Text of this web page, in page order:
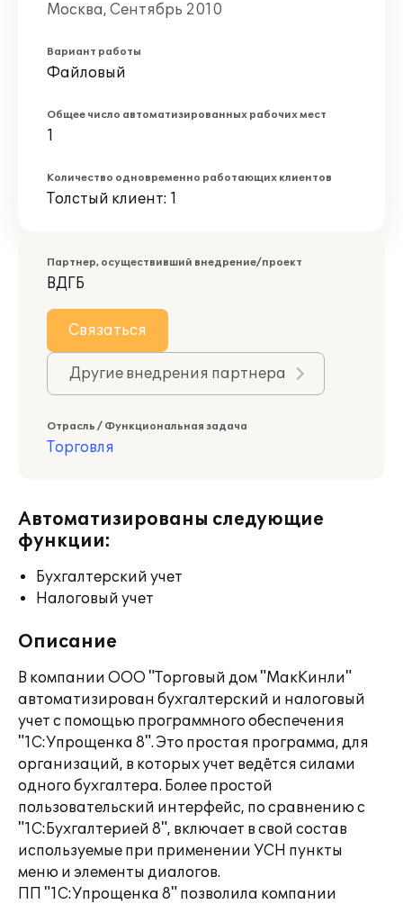
Москва, Сентябрь 2010
Вариант работы
Файловый
Общее число автоматизированных рабочих мест
1
Количество одновременно работающих клиентов
Толстый клиент: 1
Партнер, осуществивший внедрение/проект
ВДГБ
Связаться
Другие внедрения партнера
Отрасль / Функциональная задача
Торговля
Автоматизированы следующие
функции:
Бухгалтерский учет
Налоговый учет
Описание
В компании ООО "Торговый дом "МакКинли"
автоматизирован бухгалтерский и налоговый
учет с помощью программного обеспечения
"1С:Упрощенка 8". Это простая программа, для
организаций, в которых учет ведётся силами
одного бухгалтера. Более простой
пользовательский интерфейс, по сравнению с
"1С:Бухгалтерией 8", включает в свой состав
используемые при применении УСН пункты
меню и элементы диалогов.
ПП "1С:Упрощенка 8" позволила компании